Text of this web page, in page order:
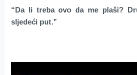
“Da li treba ovo da me plaši?
sljedeći put.”